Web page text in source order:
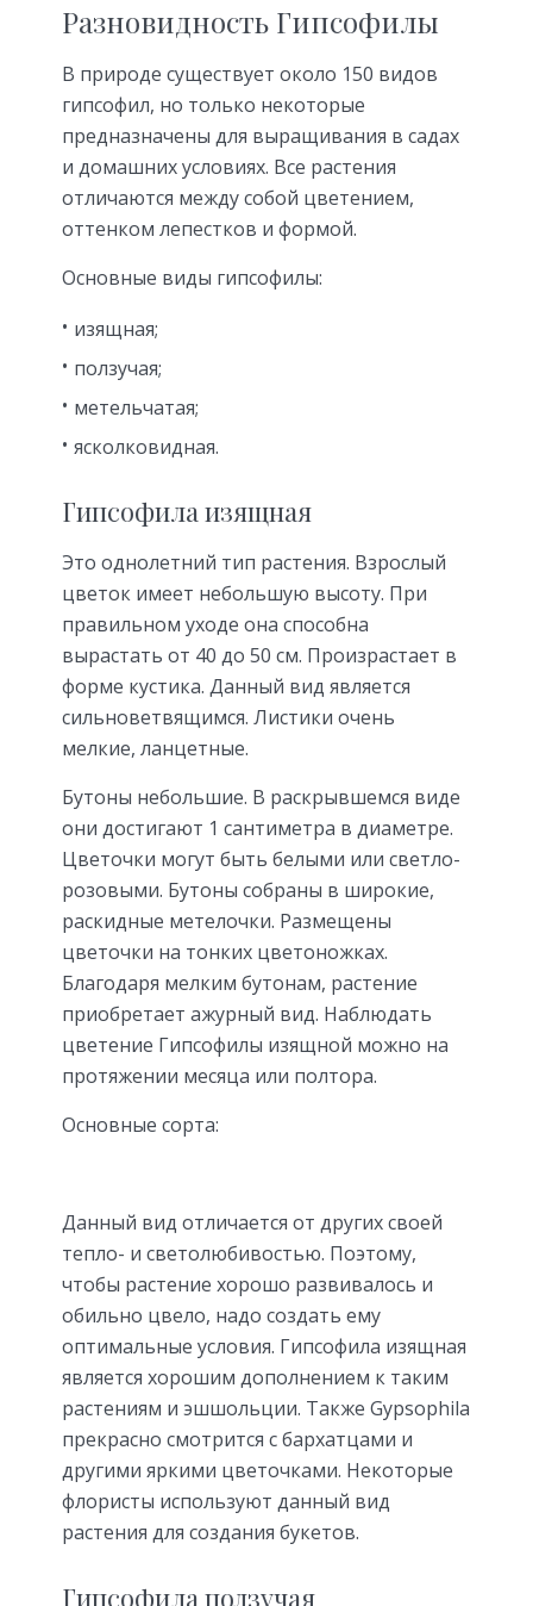
Разновидность Гипсофилы
В природе существует около 150 видов
гипсофил, но только некоторые
предназначены для выращивания в садах
и домашних условиях. Все растения
отличаются между собой цветением,
оттенком лепестков и формой.
Основные виды гипсофилы:
изящная;
ползучая;
метельчатая;
ясколковидная.
Гипсофила изящная
Это однолетний тип растения. Взрослый
цветок имеет небольшую высоту. При
правильном уходе она способна
вырастать от 40 до 50 см. Произрастает в
форме кустика. Данный вид является
сильноветвящимся. Листики очень
мелкие, ланцетные.
Бутоны небольшие. В раскрывшемся виде
они достигают 1 сантиметра в диаметре.
Цветочки могут быть белыми или светло-
розовыми. Бутоны собраны в широкие,
раскидные метелочки. Размещены
цветочки на тонких цветоножках.
Благодаря мелким бутонам, растение
приобретает ажурный вид. Наблюдать
цветение Гипсофилы изящной можно на
протяжении месяца или полтора.
Основные сорта:
Данный вид отличается от других своей
тепло- и светолюбивостью. Поэтому,
чтобы растение хорошо развивалось и
обильно цвело, надо создать ему
оптимальные условия. Гипсофила изящная
является хорошим дополнением к таким
растениям и эшшольции. Также Gypsophila
прекрасно смотрится с бархатцами и
другими яркими цветочками. Некоторые
флористы используют данный вид
растения для создания букетов.
Гипсофила ползучая